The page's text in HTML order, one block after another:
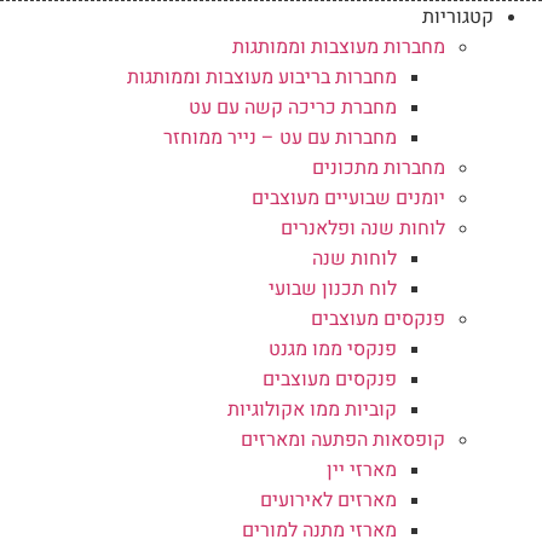
קטגוריות
מחברות מעוצבות וממותגות
מחברות בריבוע מעוצבות וממותגות
מחברת כריכה קשה עם עט
מחברות עם עט – נייר ממוחזר
מחברות מתכונים
יומנים שבועיים מעוצבים
לוחות שנה ופלאנרים
לוחות שנה
לוח תכנון שבועי
פנקסים מעוצבים
פנקסי ממו מגנט
פנקסים מעוצבים
קוביות ממו אקולוגיות
קופסאות הפתעה ומארזים
מארזי יין
מארזים לאירועים
מארזי מתנה למורים